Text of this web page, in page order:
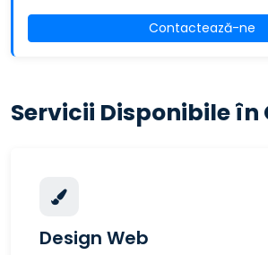
Contactează-ne
Servicii Disponibile
Design Web